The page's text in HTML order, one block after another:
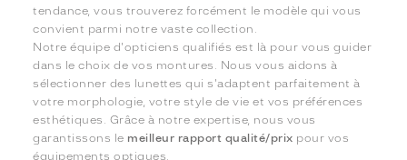
tendance, vous trouverez forcément le modèle qui vous
convient parmi notre vaste collection.
Notre équipe d'opticiens qualifiés est là pour vous guider
dans le choix de vos montures. Nous vous aidons à
sélectionner des lunettes qui s'adaptent parfaitement à
votre morphologie, votre style de vie et vos préférences
esthétiques. Grâce à notre expertise, nous vous
garantissons le meilleur rapport qualité/prix pour vos
équipements optiques.